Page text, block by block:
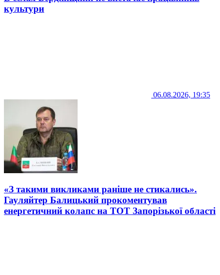
культури
06.08.2026, 19:35
«З такими викликами раніше не стикались».
Гауляйтер Балицький прокоментував
енергетичний колапс на ТОТ Запорізької області